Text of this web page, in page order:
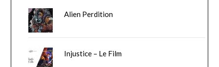
Alien Perdition
Injustice – Le Film